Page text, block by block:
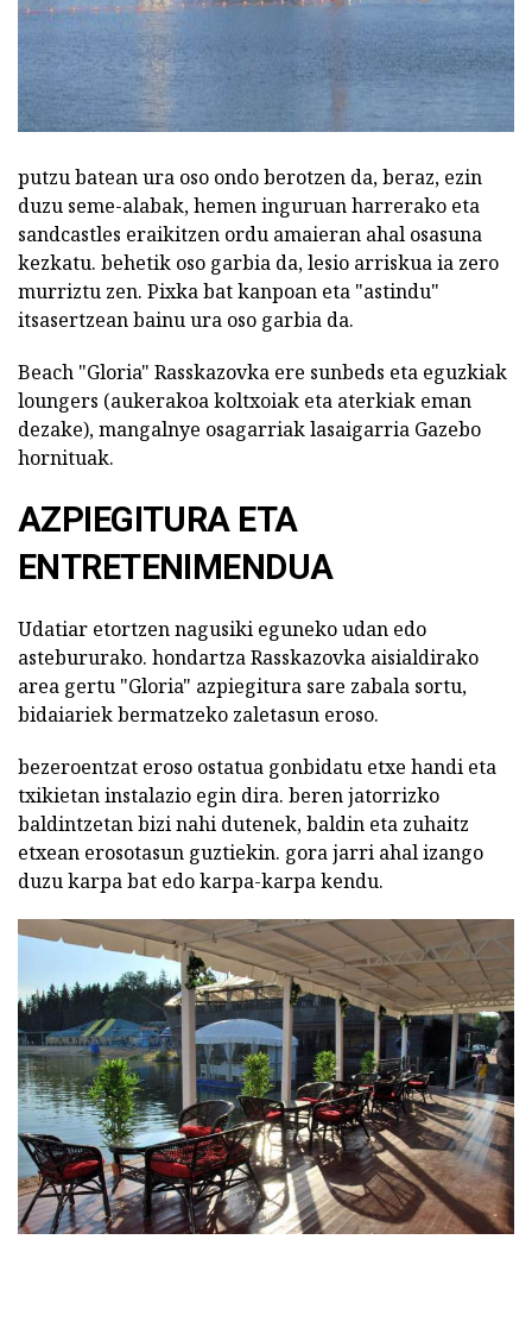
putzu batean ura oso ondo berotzen da, beraz, ezin
duzu seme-alabak, hemen inguruan harrerako eta
sandcastles eraikitzen ordu amaieran ahal osasuna
kezkatu. behetik oso garbia da, lesio arriskua ia zero
murriztu zen. Pixka bat kanpoan eta "astindu"
itsasertzean bainu ura oso garbia da.
Beach "Gloria" Rasskazovka ere sunbeds eta eguzkiak
loungers (aukerakoa koltxoiak eta aterkiak eman
dezake), mangalnye osagarriak lasaigarria Gazebo
hornituak.
AZPIEGITURA ETA
ENTRETENIMENDUA
Udatiar etortzen nagusiki eguneko udan edo
astebururako. hondartza Rasskazovka aisialdirako
area gertu "Gloria" azpiegitura sare zabala sortu,
bidaiariek bermatzeko zaletasun eroso.
bezeroentzat eroso ostatua gonbidatu etxe handi eta
txikietan instalazio egin dira. beren jatorrizko
baldintzetan bizi nahi dutenek, baldin eta zuhaitz
etxean erosotasun guztiekin. gora jarri ahal izango
duzu karpa bat edo karpa-karpa kendu.